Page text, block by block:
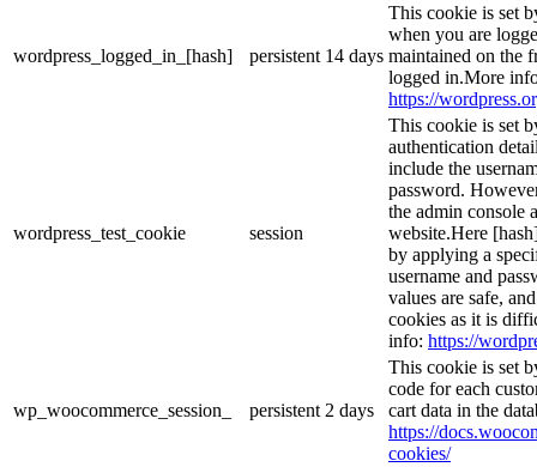
wordpress_logged_in_[hash] persistent 14 days
This cookie is set
when you are
maintained on the
logged in.More
https://
wordpress_test_cookie session
This cookie is set
authentication
include the
password.
the admin console
website.Here
by applying a
username and
values are safe,
cookies as it is
info: https://
wp_woocommerce_session_ persistent 2 days
This cookie is set
code for each
cart data in the
https://
cookies/